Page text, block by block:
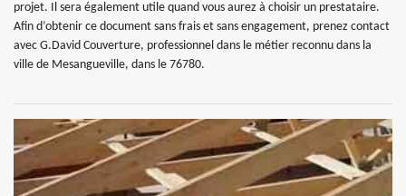
projet. Il sera également utile quand vous aurez à choisir un prestataire.
Afin d’obtenir ce document sans frais et sans engagement, prenez contact
avec G.David Couverture, professionnel dans le métier reconnu dans la
ville de Mesangueville, dans le 76780.